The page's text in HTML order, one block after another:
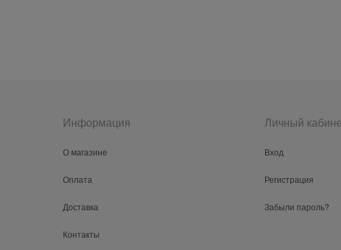
Информация
О магазине
Оплата
Доставка
Контакты
Личный
Вход
Регистрация
Забыли пароль?